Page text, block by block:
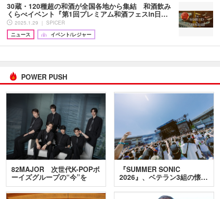
30蔵・120種超の和酒が全国各地から集結 和酒飲み
くらべイベント『第1回プレミアム和酒フェスin日…
2025.1.29 ｜ SPICER
ニュース
イベント/レジャー
POWER PUSH
82MAJOR 次世代K-POPボ
ーイズグループの“今”を
訊…
『SUMMER SONIC
2026』、ベテラン3組の懐…